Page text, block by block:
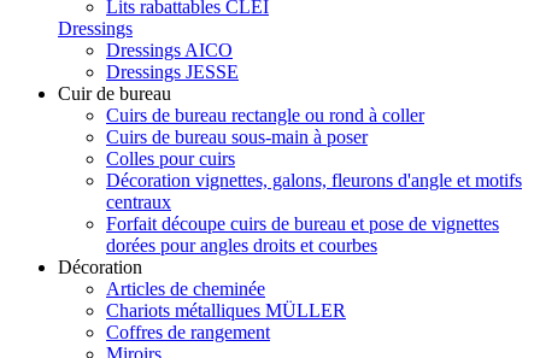
Lits rabattables CLEI
Dressings
Dressings AICO
Dressings JESSE
Cuir de bureau
Cuirs de bureau rectangle ou rond à coller
Cuirs de bureau sous-main à poser
Colles pour cuirs
Décoration vignettes, galons, fleurons d'angle et motifs
centraux
Forfait découpe cuirs de bureau et pose de vignettes
dorées pour angles droits et courbes
Décoration
Articles de cheminée
Chariots métalliques MÜLLER
Coffres de rangement
Miroirs